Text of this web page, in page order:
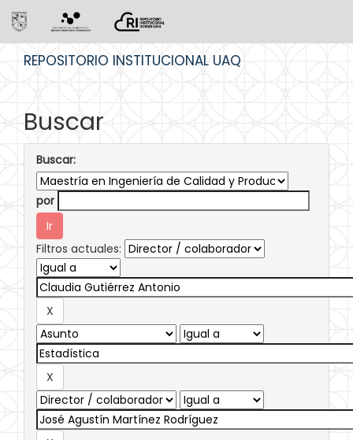
REPOSITORIO INSTITUCIONAL UAQ
Buscar
Buscar:
por
Filtros actuales: